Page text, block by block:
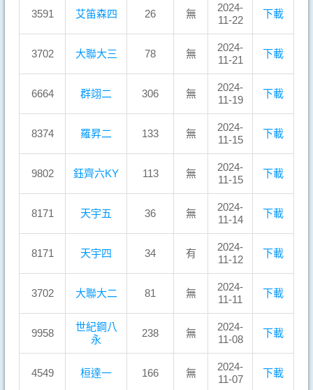
3591 艾笛森四 26 無
2024-
11-22
下載
3702 大聯大三 78 無
2024-
11-21
下載
6664 群翊二 306 無
2024-
11-19
下載
8374 羅昇二 133 無
2024-
11-15
下載
9802 鈺齊六KY 113 無
2024-
11-15
下載
8171 天宇五 36 無
2024-
11-14
下載
8171 天宇四 34 有
2024-
11-12
下載
3702 大聯大二 81 無
2024-
11-11
下載
9958
世紀鋼八
永
238 無
2024-
11-08
下載
4549 桓達一 166 無
2024-
11-07
下載